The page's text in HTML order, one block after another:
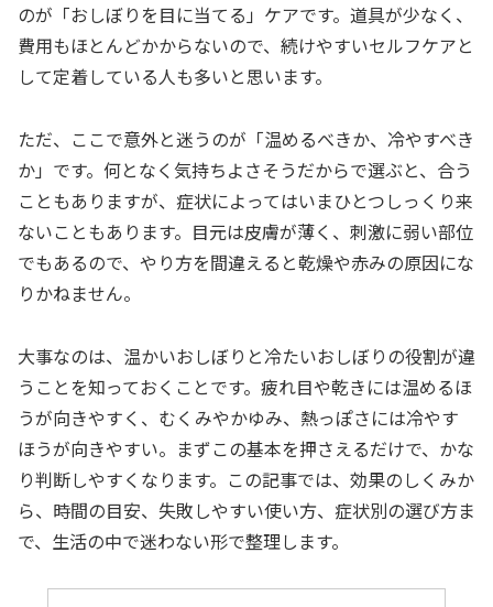
のが「おしぼりを目に当てる」ケアです。道具が少なく、
費用もほとんどかからないので、続けやすいセルフケアと
して定着している人も多いと思います。
ただ、ここで意外と迷うのが「温めるべきか、冷やすべき
か」です。何となく気持ちよさそうだからで選ぶと、合う
こともありますが、症状によってはいまひとつしっくり来
ないこともあります。目元は皮膚が薄く、刺激に弱い部位
でもあるので、やり方を間違えると乾燥や赤みの原因にな
りかねません。
大事なのは、温かいおしぼりと冷たいおしぼりの役割が違
うことを知っておくことです。疲れ目や乾きには温めるほ
うが向きやすく、むくみやかゆみ、熱っぽさには冷やす
ほうが向きやすい。まずこの基本を押さえるだけで、かな
り判断しやすくなります。この記事では、効果のしくみか
ら、時間の目安、失敗しやすい使い方、症状別の選び方ま
で、生活の中で迷わない形で整理します。